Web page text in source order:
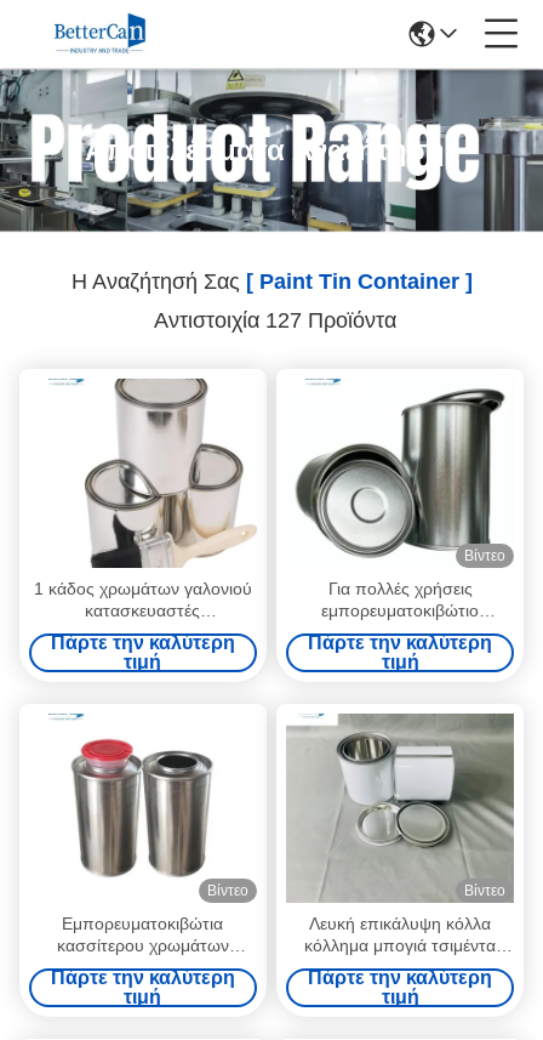
Αποτελέσματα Αναζήτησης
Η Αναζήτησή Σας [ Paint Tin Container ]
Αντιστοιχία 127 Προϊόντα
1 κάδος χρωμάτων γαλονιού
κατασκευαστές
εμπορευματοκιβωτίων
κασσίτερου χρωμάτων
μετάλλων 4 λίτρων
Πάρτε την καλύτερη
τιμή
Βίντεο
Για πολλές χρήσεις
εμπορευματοκιβώτιο
κασσίτερου χρωμάτων, κενά
δοχεία χρωμάτων γαλονιού
με τα καπάκια
Πάρτε την καλύτερη
τιμή
Βίντεο
Εμπορευματοκιβώτια
κασσίτερου χρωμάτων
μετάλλων 250ml για τη
συσκευασία χημικής
βιομηχανίας
Πάρτε την καλύτερη
τιμή
Βίντεο
Λευκή επικάλυψη κόλλα
κόλλημα μπογιά τσιμέντα
κονσέρβες στρογγυλό δοχείο
ανθεκτικό σε χημικά
Πάρτε την καλύτερη
τιμή